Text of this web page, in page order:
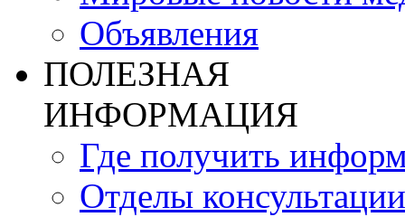
Объявления
ПОЛЕЗНАЯ
ИНФОРМАЦИЯ
Где получить
Отделы консультации